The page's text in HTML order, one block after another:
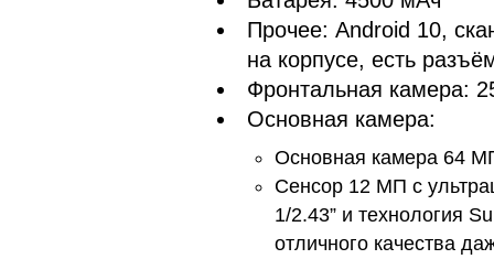
Прочее: Android 10,
на корпусе, есть
Фронтальная камера:
Основная камера:
Основная камера 64
Сенсор 12 МП с
1/2.43” и технология
отличного качества